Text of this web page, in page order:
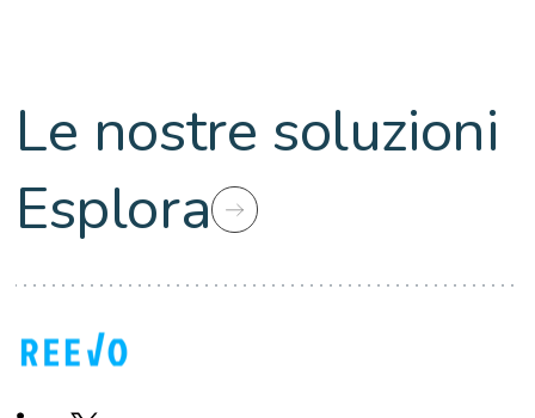
Le nostre soluzioni
Esplora